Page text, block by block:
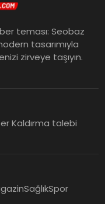
teması: Seobaz
tasarımıyla
zirveye taşıyın.
Kaldırma talebi
SağlıkSpor